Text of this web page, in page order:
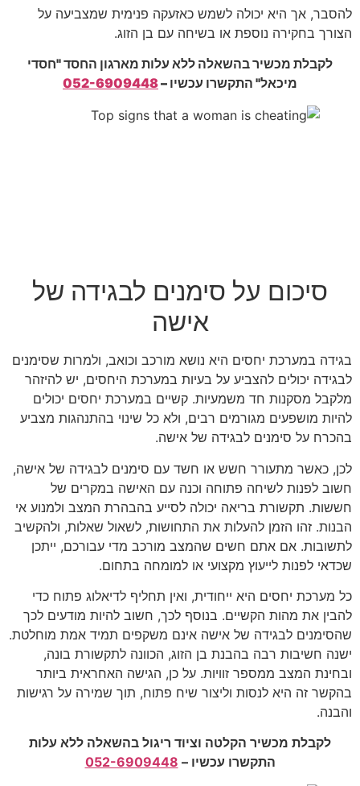
להסבר, אך היא יכולה לשמש כאזעקה פנימית שמצביעה על
הצורך בחקירה נוספת או בשיחה עם בן הזוג.
לקבלת מכשיר בהשאלה ללא עלות מארגון החסד "חסדי
מיכאל" התקשרו עכשיו –052-6909448
סיכום על סימנים לבגידה של
אישה
בגידה במערכת יחסים היא נושא מורכב וכואב, ולמרות שסימנים
לבגידה יכולים להצביע על בעיות במערכת היחסים, יש להיזהר
מלקבל מסקנות חד משמעיות. קשיים במערכת יחסים יכולים
להיות מושפעים מגורמים רבים, ולא כל שינוי בהתנהגות מצביע
בהכרח על סימנים לבגידה של אישה.
לכן, כאשר מתעורר חשש או חשד עם סימנים לבגידה של אישה,
חשוב לפנות לשיחה פתוחה וכנה עם האישה במקרים של
חששות. תקשורת בריאה יכולה לסייע בהבהרת המצב ולמנוע אי
הבנות. זהו הזמן להעלות את התחושות, לשאול שאלות, ולהקשיב
לתשובות. אם אתם חשים שהמצב מורכב מדי עבורכם, ייתכן
שכדאי לפנות לייעוץ מקצועי או למומחה בתחום.
כל מערכת יחסים היא ייחודית, ואין תחליף לדיאלוג פתוח כדי
להבין את מהות הקשיים. בנוסף לכך, חשוב להיות מודעים לכך
שהסימנים לבגידה של אישה אינם משקפים תמיד אמת מוחלטת.
ישנה חשיבות רבה בהבנת בן הזוג, הכוונה לתקשורת בונה,
ובחינת המצב ממספר זוויות. על כן, הגישה האחראית ביותר
בהקשר זה היא לנסות וליצור שיח פתוח, תוך שמירה על רגישות
והבנה.
לקבלת מכשיר הקלטה וציוד ריגול בהשאלה ללא עלות
התקשרו עכשיו – 052-6909448